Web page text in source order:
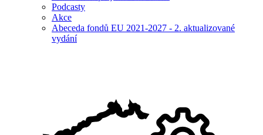
Podcasty
Akce
Abeceda fondů EU 2021-2027 - 2. aktualizované
vydání